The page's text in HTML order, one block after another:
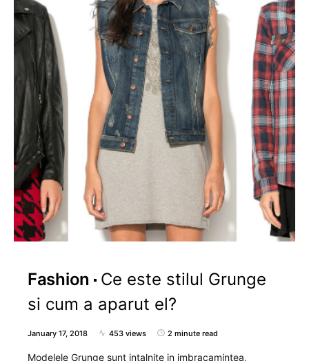
Fashion
Ce este stilul Grunge
si cum a aparut el?
January 17, 2018 453 views 2 minute read
Modelele Grunge sunt intalnite in imbracamintea,